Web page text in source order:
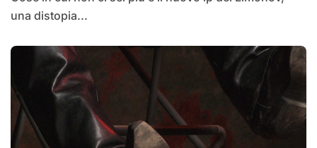
una distopia...